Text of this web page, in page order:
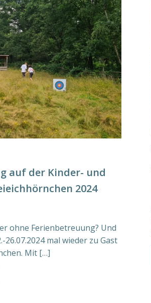
auf der Kinder- und
2024
ohne Ferienbetreuung? Und
26.07.2024 mal wieder zu Gast
Mit […]